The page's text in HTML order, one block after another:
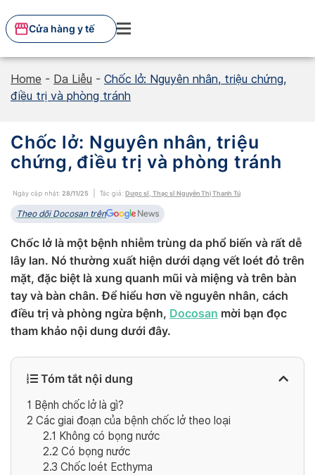
to
content
Cửa hàng y tế
Home - Da Liễu - Chốc lở: Nguyên nhân, triệu chứng,
điều trị và phòng tránh
Chốc lở: Nguyên nhân, triệu
chứng, điều trị và phòng tránh
Ngày cập nhật: 28/11/25 Tác giả: Dược sĩ, Thạc sĩ Nguyễn Thị Thanh Tú
Theo dõi Docosan trên
Chốc lở là một bệnh nhiễm trùng da phổ biến và rất dễ
lây lan. Nó thường xuất hiện dưới dạng vết loét đỏ trên
mặt, đặc biệt là xung quanh mũi và miệng và trên bàn
tay và bàn chân. Để hiểu hơn về nguyên nhân, cách
điều trị và phòng ngừa bệnh, Docosan mời bạn đọc
tham khảo nội dung dưới đây.
Tóm tắt nội dung
1 Bệnh chốc lở là gì?
2 Các giai đoạn của bệnh chốc lở theo loại
2.1 Không có bọng nước
2.2 Có bọng nước
2.3 Chốc loét Ecthyma